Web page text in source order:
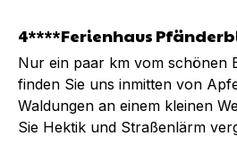
4****Ferienhaus
Nur ein paar km vom schönen
finden Sie uns inmitten von
Waldungen an einem kleinen
Sie Hektik und Straßenlärm